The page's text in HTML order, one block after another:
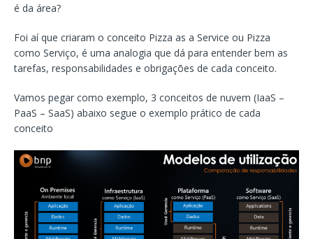
é da área?
Foi aí que criaram o conceito Pizza as a Service ou Pizza
como Serviço, é uma analogia que dá para entender bem as
tarefas, responsabilidades e obrigações de cada conceito.
Vamos pegar como exemplo, 3 conceitos de nuvem (IaaS –
PaaS – SaaS) abaixo segue o exemplo prático de cada
conceito